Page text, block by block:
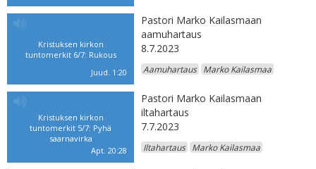
Kristuksen kirkon
tuntomerkit 6/7: Rukous
Juud. 1:20
Pastori Marko Kailasmaan
aamuhartaus
8.7.2023
Aamuhartaus Marko Kailasmaa
Kristuksen kirkon
tuntomerkit 5/7: Pyhä
saarnavirka
Apt. 20:28
Pastori Marko Kailasmaan
iltahartaus
7.7.2023
Iltahartaus Marko Kailasmaa